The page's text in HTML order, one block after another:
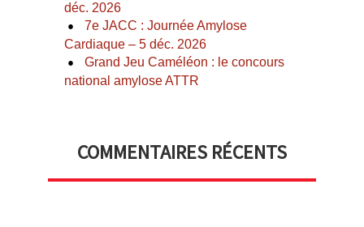
déc. 2026
7e JACC : Journée Amylose
Cardiaque – 5 déc. 2026
Grand Jeu Caméléon : le concours
national amylose ATTR
COMMENTAIRES RÉCENTS